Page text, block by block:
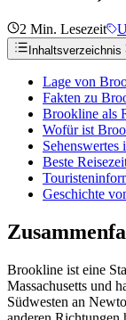
2 Min. Lesezeit
Inhaltsverzeichnis
Lage von
Fakten zu
Brookline als
Wofür ist
Beste
Geschichte
Brookline ist eine
Massachusetts und
Südwesten an